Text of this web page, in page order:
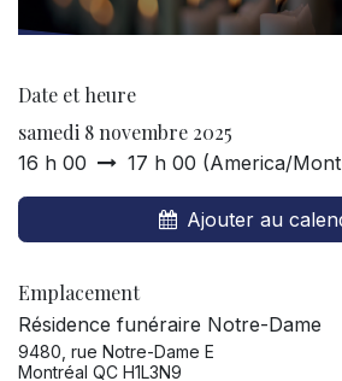
Date et heure
samedi 8 novembre 2025
16 h 00 17 h 00 (America/
Ajouter au
Emplacement
Résidence funéraire Notre-Dame
9480, rue Notre-Dame E
Montréal QC H1L3N9